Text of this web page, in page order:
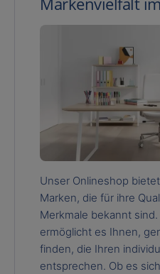
Unser Onlineshop
Marken, die für ihre
Merkmale bekannt
ermöglicht es Ihnen,
finden, die Ihren
entsprechen. Ob es